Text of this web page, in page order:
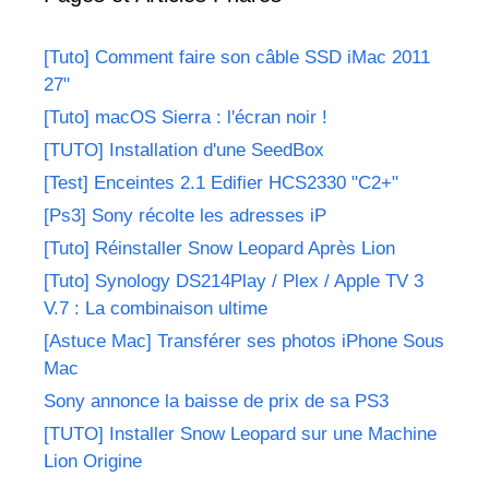
[Tuto] Comment faire son câble SSD iMac 2011
27"
[Tuto] macOS Sierra : l'écran noir !
[TUTO] Installation d'une SeedBox
[Test] Enceintes 2.1 Edifier HCS2330 "C2+"
[Ps3] Sony récolte les adresses iP
[Tuto] Réinstaller Snow Leopard Après Lion
[Tuto] Synology DS214Play / Plex / Apple TV 3
V.7 : La combinaison ultime
[Astuce Mac] Transférer ses photos iPhone Sous
Mac
Sony annonce la baisse de prix de sa PS3
[TUTO] Installer Snow Leopard sur une Machine
Lion Origine